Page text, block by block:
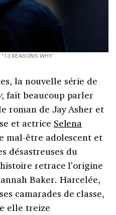
REASONS WHY”.
la nouvelle série de
, fait beaucoup parler
roman de Jay Asher et
et actrice Selena
mal-être adolescent et
désastreuses du
retrace l’origine
Baker. Harcelée,
camarades de classe,
elle treize